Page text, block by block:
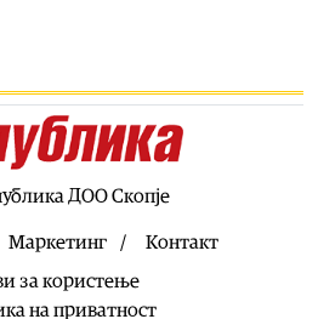
загина во сообраќајна
скршило врат на тобоган во
ДОО Скопје
Маркетинг
Контакт
за користење
на приватност